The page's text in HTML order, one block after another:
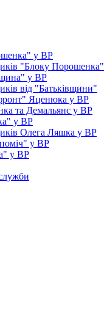
у ВР
"Блоку Порошенка"
у ВР
від "Батьківщини"
Яценюка у ВР
та Демальянс у ВР
у ВР
Олега Ляшка у ВР
у ВР
у ВР